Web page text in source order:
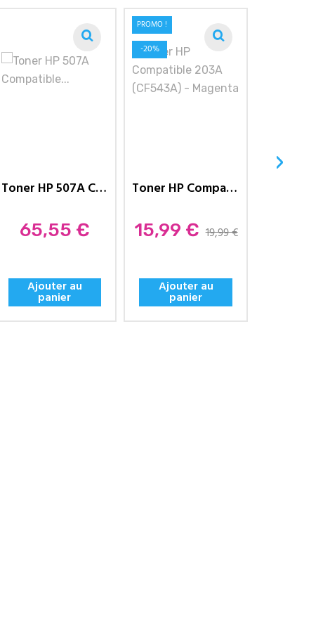
Toner HP 507A Compatible CE403A...
Prix
65,55 €
Ajouter au
panier
Toner HP Compatible 203A...
Prix
15,99 € 19,99 €
Ajouter au
panier
PROMO !
-20%
›